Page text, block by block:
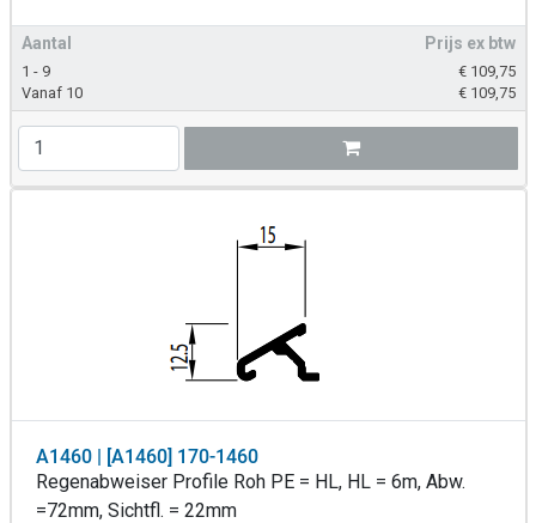
Aantal Prijs ex btw
1 - 9 € 109,75
Vanaf 10
€ 109,75
A1460 | [A1460] 170-1460
Regenabweiser Profile Roh PE = HL, HL = 6m, Abw.
=72mm, Sichtfl. = 22mm